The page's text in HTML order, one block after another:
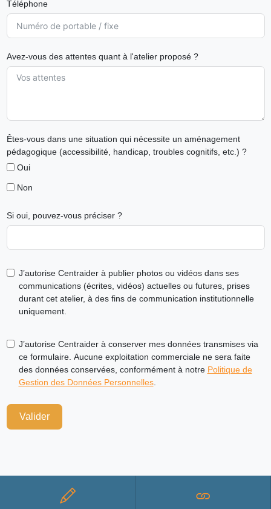
Téléphone
Avez-vous des attentes quant à l'atelier proposé ?
Êtes-vous dans une situation qui nécessite un aménagement
pédagogique (accessibilité, handicap, troubles cognitifs, etc.) ?
Oui
Non
Si oui, pouvez-vous préciser ?
J’autorise Centraider à publier photos ou vidéos dans ses
communications (écrites, vidéos) actuelles ou futures, prises
durant cet atelier, à des fins de communication institutionnelle
uniquement.
J’autorise Centraider à conserver mes données transmises via
ce formulaire. Aucune exploitation commerciale ne sera faite
des données conservées, conformément à notre Politique de
Gestion des Données Personnelles.
Valider